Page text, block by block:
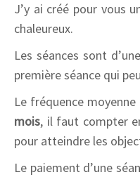
J’y ai créé pour vous
chaleureux.
Les séances sont d’une
première séance qui
Le fréquence moyenne
mois, il faut compter
pour atteindre les
Le paiement d’une